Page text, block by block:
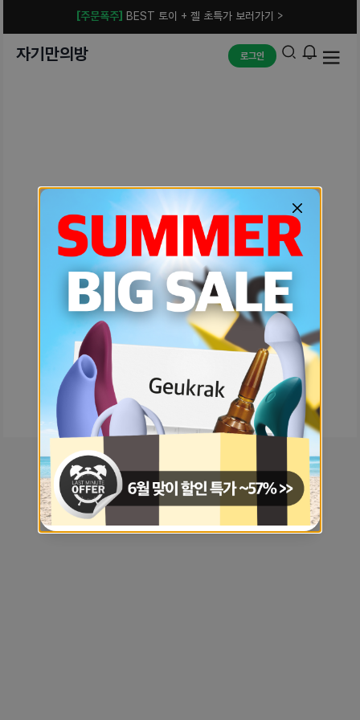
[주문폭주] BEST 토이 + 젤 초특가 보러가기 >
자기만의방 로그인
예상치 못한 에러입니다.